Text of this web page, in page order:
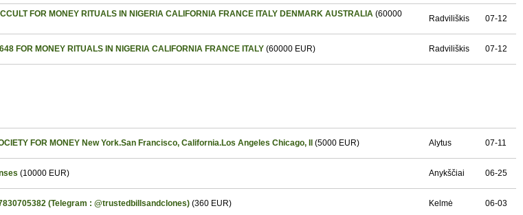
FOR MONEY RITUALS IN NIGERIA CALIFORNIA FRANCE ITALY DENMARK AUSTRALIA (60000
Radviliškis 07-12
FOR MONEY RITUALS IN NIGERIA CALIFORNIA FRANCE ITALY (60000 EUR) Radviliškis 07-12
FOR MONEY New York.San Francisco, California.Los Angeles Chicago, Il (5000 EUR) Alytus 07-11
(10000 EUR) Anykščiai 06-25
(Telegram : @trustedbillsandclones) (360 EUR) Kelmė 06-03